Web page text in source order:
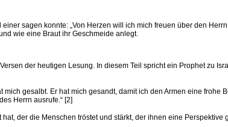
sagen konnte: „Von Herzen will ich mich freuen über den
wie eine Braut ihr Geschmeide anlegt.
der heutigen Lesung. In diesem Teil spricht ein Prophet zu
mich gesalbt. Er hat mich gesandt, damit ich den Armen eine
Herrn ausrufe.“ [2]
der die Menschen tröstet und stärkt, der ihnen eine